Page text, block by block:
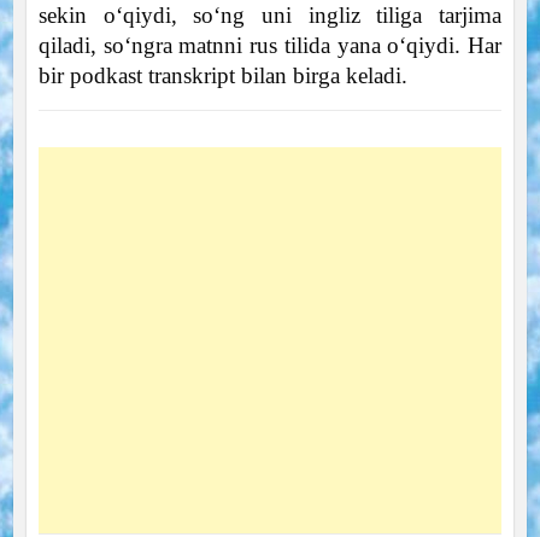
sekin o‘qiydi, so‘ng uni ingliz tiliga tarjima
qiladi, so‘ngra matnni rus tilida yana o‘qiydi. Har
bir podkast transkript bilan birga keladi.